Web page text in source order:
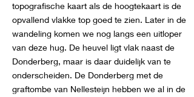
topografische kaart als de hoogtekaart is de
opvallend vlakke top goed te zien. Later in de
wandeling komen we nog langs een uitloper
van deze hug. De heuvel ligt vlak naast de
Donderberg, maar is daar duidelijk van te
onderscheiden. De Donderberg met de
graftombe van Nellesteijn hebben we al in de